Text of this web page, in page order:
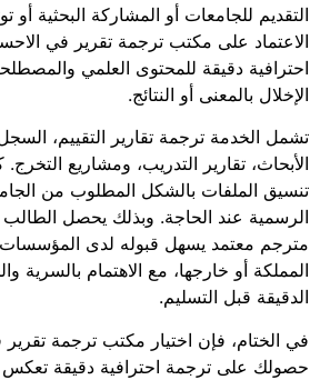
التقديم للجامعات أو المشاركة البحثية أو
الاعتماد على مكتب ترجمة تقرير في
احترافية دقيقة للمحتوى العلمي
الإخلال بالمعنى أو النتائج.
تشمل الخدمة ترجمة تقارير التقييم، السجل
الأبحاث، تقارير التدريب، ومشاريع
تنسيق الملفات بالشكل المطلوب من
الرسمية عند الحاجة. وبذلك يحصل الطالب
مترجم معتمد يسهل قبوله لدى المؤسسات
المملكة أو خارجها، مع الاهتمام بالسرية
الدقيقة قبل التسليم.
في الختام، فإن اختيار مكتب ترجمة
حصولك على ترجمة احترافية دقيقة تعكس